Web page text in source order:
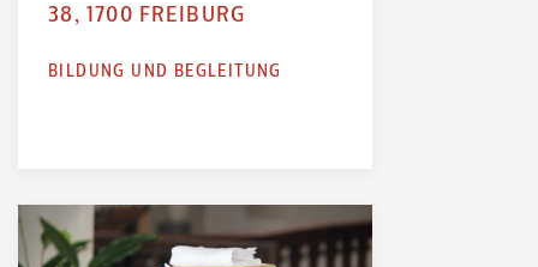
38, 1700 FREIBURG
BILDUNG UND BEGLEITUNG